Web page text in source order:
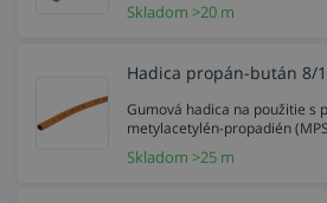
Skladom >20 m
Hadica propán-bután 8/
Gumová hadica na použitie s
metylacetylén-propadién
Skladom >25 m